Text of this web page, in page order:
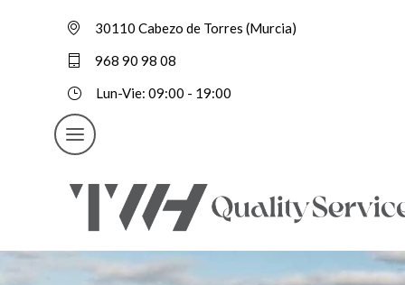
30110 Cabezo de Torres (Murcia)
968 90 98 08
Lun-Vie: 09:00 - 19:00